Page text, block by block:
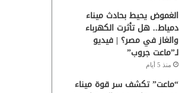
الغموض يحيط بحادث ميناء
دمياط.. هل تأثرت الكهرباء
والغاز في مصر؟ | فيديو
لـ”ماعت جروب”
منذ 5 أيام
“ماعت” تكشف سر قوة ميناء